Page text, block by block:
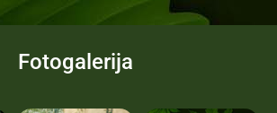
Fotogalerija